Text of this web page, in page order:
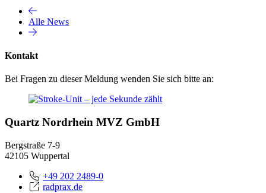
Alle News
Kontakt
Bei Fragen zu dieser Meldung wenden Sie sich bitte an:
Quartz Nordrhein MVZ GmbH
Bergstraße 7-9
42105 Wuppertal
+49 202 2489-0
radprax.de